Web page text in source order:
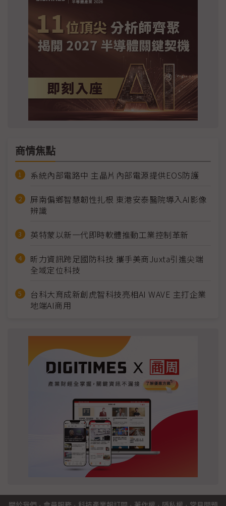
商情焦點
系統內部電路中 主晶片內部電源提供EOS防護
屏南偏鄉智慧韌性扎根 東港安泰醫院導入AI影像
辨識
英特蒙以新一代即時軟體推動工業控制革新
昕力資訊跨足國防科技 攜手美商Juxta引進尖端
全域定位科技
台科大育成新創虎智科技亮相AI WAVE 主打企業
地端AI商用